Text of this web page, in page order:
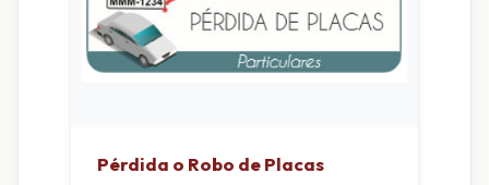
Pérdida o Robo de Placas